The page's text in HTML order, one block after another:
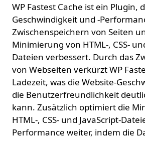
WP Fastest Cache ist ein Plugin,
Geschwindigkeit und -
Zwischenspeichern von Seiten
Minimierung von HTML-, CSS-
Dateien verbessert. Durch das
von Webseiten verkürzt WP
Ladezeit, was die Website-
die Benutzerfreundlichkeit
kann. Zusätzlich optimiert die
HTML-, CSS- und JavaScript-
Performance weiter, indem die